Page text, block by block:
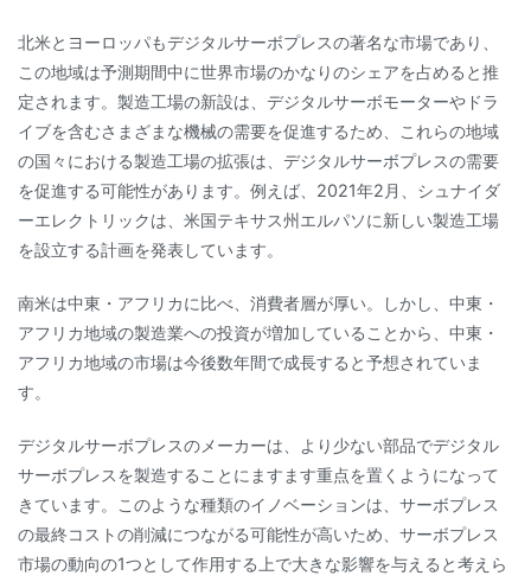
北米とヨーロッパもデジタルサーボプレスの著名な市場であり、
この地域は予測期間中に世界市場のかなりのシェアを占めると推
定されます。製造工場の新設は、デジタルサーボモーターやドラ
イブを含むさまざまな機械の需要を促進するため、これらの地域
の国々における製造工場の拡張は、デジタルサーボプレスの需要
を促進する可能性があります。例えば、2021年2月、シュナイダ
ーエレクトリックは、米国テキサス州エルパソに新しい製造工場
を設立する計画を発表しています。
南米は中東・アフリカに比べ、消費者層が厚い。しかし、中東・
アフリカ地域の製造業への投資が増加していることから、中東・
アフリカ地域の市場は今後数年間で成長すると予想されていま
す。
デジタルサーボプレスのメーカーは、より少ない部品でデジタル
サーボプレスを製造することにますます重点を置くようになって
きています。このような種類のイノベーションは、サーボプレス
の最終コストの削減につながる可能性が高いため、サーボプレス
市場の動向の1つとして作用する上で大きな影響を与えると考えら